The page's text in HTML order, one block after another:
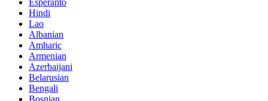
Esperanto
Hindi
Lao
Albanian
Amharic
Armenian
Azerbaijani
Belarusian
Bengali